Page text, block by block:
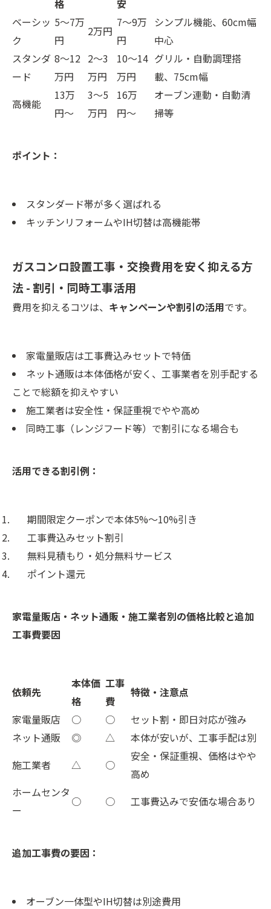
格 安
ベーシッ
ク
5〜7万
円
2万円
7〜9万
円
シンプル機能、60cm幅
中心
スタンダ
ード
8〜12
万円
2〜3
万円
10〜14
万円
グリル・自動調理搭
載、75cm幅
高機能
13万
円〜
3〜5
万円
16万
円〜
オーブン連動・自動清
掃等
ポイント：
スタンダード帯が多く選ばれる
キッチンリフォームやIH切替は高機能帯
ガスコンロ設置工事・交換費用を安く抑える方
法 - 割引・同時工事活用
費用を抑えるコツは、 キャンペーンや割引の活用です。
家電量販店は工事費込みセットで特価
ネット通販は本体価格が安く、工事業者を別手配する
ことで総額を抑えやすい
施工業者は安全性・保証重視でやや高め
同時工事（レンジフード等）で割引になる場合も
活用できる割引例：
期間限定クーポンで本体5%〜10%引き
工事費込みセット割引
無料見積もり・処分無料サービス
ポイント還元
家電量販店・ネット通販・施工業者別の価格比較と追加
工事費要因
依頼先
本体価
格
工事
費
特徴・注意点
家電量販店
○ ○
セット割・即日対応が強み
ネット通販
◎ △
本体が安いが、工事手配は別
施工業者
△ ○
安全・保証重視、価格はやや
高め
ホームセンタ
ー
○ ○ 工事費込みで安価な場合あり
追加工事費の要因：
オーブン一体型やIH切替は別途費用